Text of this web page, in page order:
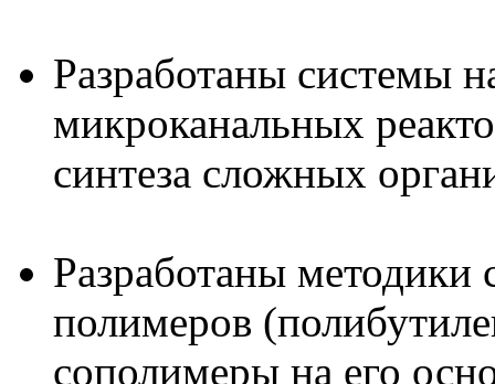
Разработаны системы
микроканальных
синтеза сложных
Разработаны методики
полимеров
сополимеры на его